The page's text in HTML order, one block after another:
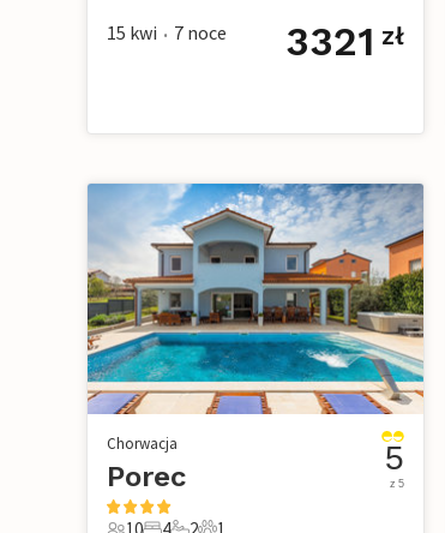
15 kwi • 7 noce 3321 zł
Chorwacja
Porec 5
z 5